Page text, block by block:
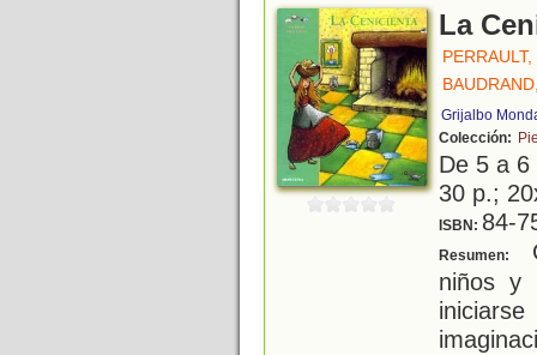
La
Grijalbo
Colección:
De 5 a
30 p.;
ISBN: 84-
Resumen:
niños y